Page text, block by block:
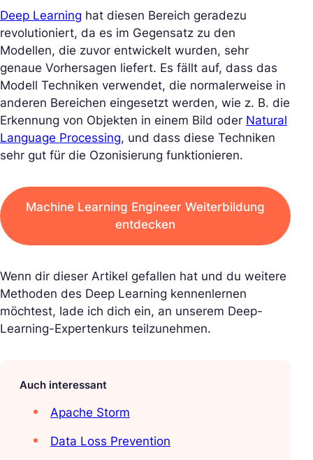
Deep Learning hat diesen Bereich geradezu
revolutioniert, da es im Gegensatz zu den
Modellen, die zuvor entwickelt wurden, sehr
genaue Vorhersagen liefert. Es fällt auf, dass das
Modell Techniken verwendet, die normalerweise in
anderen Bereichen eingesetzt werden, wie z. B. die
Erkennung von Objekten in einem Bild oder Natural
Language Processing, und dass diese Techniken
sehr gut für die Ozonisierung funktionieren.
Machine Learning Engineer Weiterbildung
entdecken
Wenn dir dieser Artikel gefallen hat und du weitere
Methoden des Deep Learning kennenlernen
möchtest, lade ich dich ein, an unserem Deep-
Learning-Expertenkurs teilzunehmen.
Auch interessant
Apache Storm
Data Loss Prevention